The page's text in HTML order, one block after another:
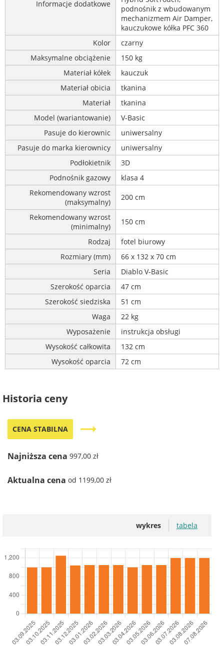
Informacje dodatkowe
podnośnik z wbudowanym
mechanizmem Air Damper,
kauczukowe kółka PFC 360
Kolor
czarny
Maksymalne obciążenie
150 kg
Materiał kółek
kauczuk
Materiał obicia
tkanina
Materiał
tkanina
Model (wariantowanie)
V-Basic
Pasuje do kierownic
uniwersalny
Pasuje do marka kierownicy
uniwersalny
Podłokietnik
3D
Podnośnik gazowy
klasa 4
Rekomendowany wzrost
(maksymalny)
200 cm
Rekomendowany wzrost
(minimalny)
150 cm
Rodzaj
fotel biurowy
Rozmiary (mm)
66 x 132 x 70 cm
Seria
Diablo V-Basic
Szerokość oparcia
47 cm
Szerokość siedziska
51 cm
Waga
22 kg
Wyposażenie
instrukcja obsługi
Wysokość całkowita
132 cm
Wysokość oparcia
72 cm
Historia ceny
CENA STABILNA trending_flat
Najniższa cena 997,00 zł
Aktualna cena od 1199,00 zł
wykres tabela